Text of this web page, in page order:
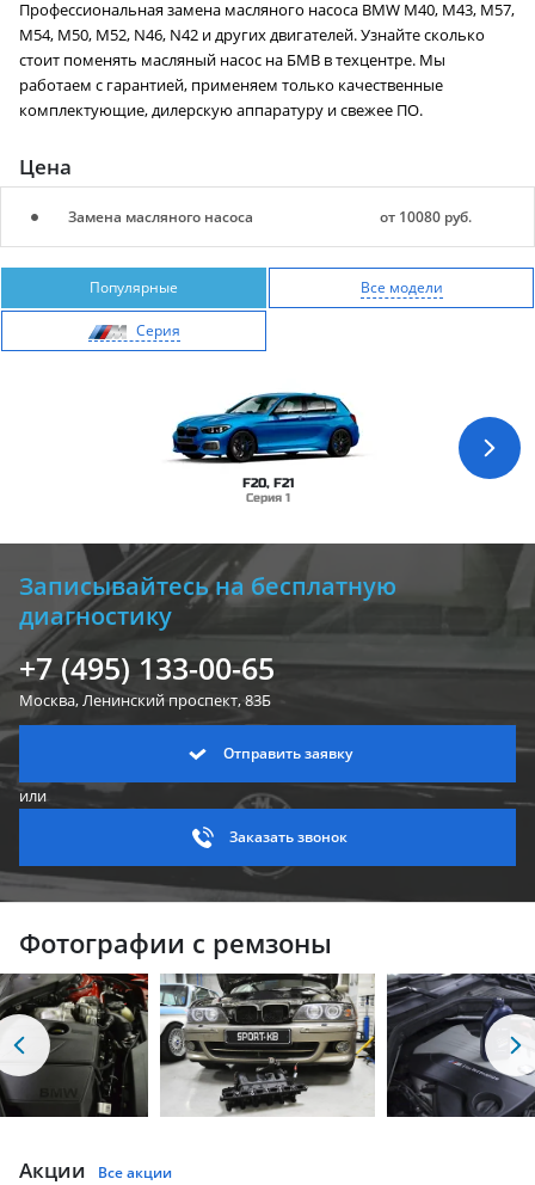
Профессиональная замена масляного насоса BMW М40, M43, M57,
М54, М50, М52, N46, N42 и других двигателей. Узнайте сколько
стоит поменять масляный насос на БМВ в техцентре. Мы
работаем с гарантией, применяем только качественные
комплектующие, дилерскую аппаратуру и свежее ПО.
Цена
Замена масляного насоса от 10080 руб.
Популярные Все модели
Cерия
F20, F21
Серия 1
Записывайтесь на бесплатную
диагностику
+7 (495) 133-00-65
Москва, Ленинскийпроспект, 83Б
Отправить заявку
или
Заказать звонок
Фотографии с ремзоны
Акции Все акции